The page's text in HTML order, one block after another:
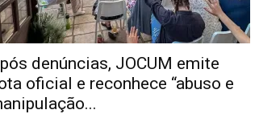
denúncias, JOCUM emite
oficial e reconhece “abuso e